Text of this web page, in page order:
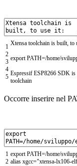
1
2
3
4
5
Xtensa toolchain is built, to
exportPATH=/home/
Espressif ESP8266 SDK is
toolchain
Occorre inserire nel
1
2
exportPATH=/home/
alias xgcc="xtensa-lx106-